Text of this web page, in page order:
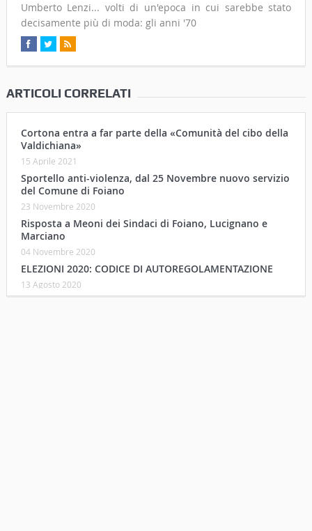
Umberto Lenzi... volti di un'epoca in cui sarebbe stato
decisamente più di moda: gli anni '70
ARTICOLI CORRELATI
Cortona entra a far parte della «Comunità del cibo della
Valdichiana»
15 Aprile 2021
Sportello anti-violenza, dal 25 Novembre nuovo servizio
del Comune di Foiano
23 Novembre 2020
Risposta a Meoni dei Sindaci di Foiano, Lucignano e
Marciano
04 Novembre 2020
ELEZIONI 2020: CODICE DI AUTOREGOLAMENTAZIONE
13 Agosto 2020